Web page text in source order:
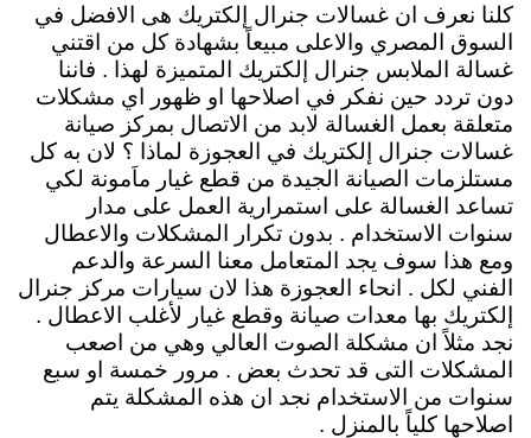
كلنا نعرف ان غسالات جنرال إلكتريك هى الافضل في
السوق المصري والاعلى مبيعاً بشهادة كل من اقتني
غسالة الملابس جنرال إلكتريك المتميزة لهذا . فاننا
دون تردد حين نفكر في اصلاحها او ظهور اي مشكلات
متعلقة بعمل الغسالة لابد من الاتصال بمركز صيانة
غسالات جنرال إلكتريك في العجوزة لماذا ؟ لان به كل
مستلزمات الصيانة الجيدة من قطع غيار ماَمونة لكي
تساعد الغسالة على استمرارية العمل على مدار
سنوات الاستخدام . بدون تكرار المشكلات والاعطال
ومع هذا سوف يجد المتعامل معنا السرعة والدعم
الفني لكل . انحاء العجوزة هذا لان سيارات مركز جنرال
إلكتريك بها معدات صيانة وقطع غيار لأغلب الاعطال .
نجد مثلاً ان مشكلة الصوت العالي وهي من اصعب
المشكلات التى قد تحدث بعض . مرور خمسة او سبع
سنوات من الاستخدام نجد ان هذه المشكلة يتم
اصلاحها كلياً بالمنزل .